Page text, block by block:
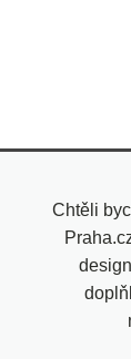
Chtěli